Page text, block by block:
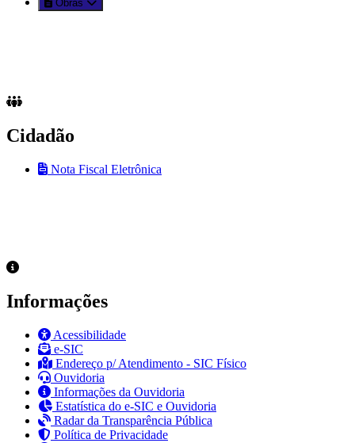
Obras
Cidadão
Nota Fiscal Eletrônica
Informações
Acessibilidade
e-SIC
Endereço p/ Atendimento - SIC Físico
Ouvidoria
Informações da Ouvidoria
Estatística do e-SIC e Ouvidoria
Radar da Transparência Pública
Política de Privacidade